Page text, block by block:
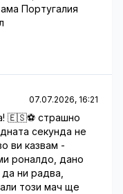
Португалия
07.07.2026, 16:21
🇪🇸⚽️ страшно
секунда не
ви казвам -
роналдо, дано
ни радва,
този мач ще